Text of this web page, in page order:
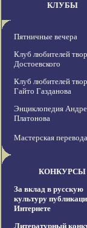
КЛУБЫ
Пятничные вечера
Клуб любителей
Достоевского
Клуб любителей
Гайто Газданова
Энциклопедия
Платонова
Мастерская перевода
КОНКУРСЫ
За вклад в русскую
культуру
Интернете
Литературный